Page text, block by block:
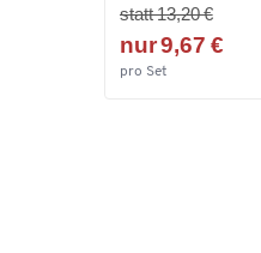
statt 13,20 €
nur 9,67 €
pro Set